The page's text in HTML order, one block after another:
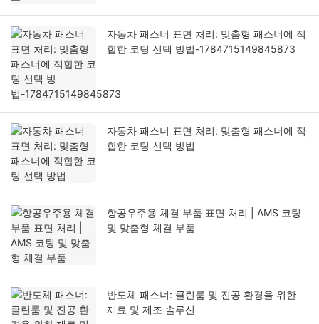
자동차 패스너 표면 처리: 맞춤형 패스너에 적
합한 코팅 선택 방법-1784715149845873
자동차 패스너 표면 처리: 맞춤형 패스너에 적
합한 코팅 선택 방법
항공우주용 체결 부품 표면 처리 | AMS 코팅
및 맞춤형 체결 부품
반도체 패스너: 클린룸 및 진공 환경을 위한
재료 및 제조 솔루션